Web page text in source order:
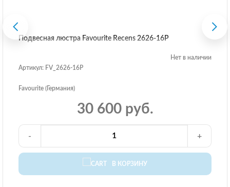
Подвесная люстра Favourite Recens 2626-16P
Нет в наличии
Артикул: FV_2626-16P
Favourite (Германия)
30 600 руб.
В КОРЗИНУ
- +